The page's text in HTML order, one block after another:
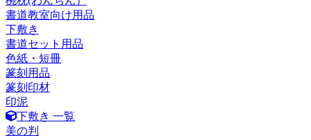
書道教室向け用品
下敷き
書道セット用品
色紙・短冊
篆刻用品
篆刻印材
印泥
下敷き 一覧
美の判